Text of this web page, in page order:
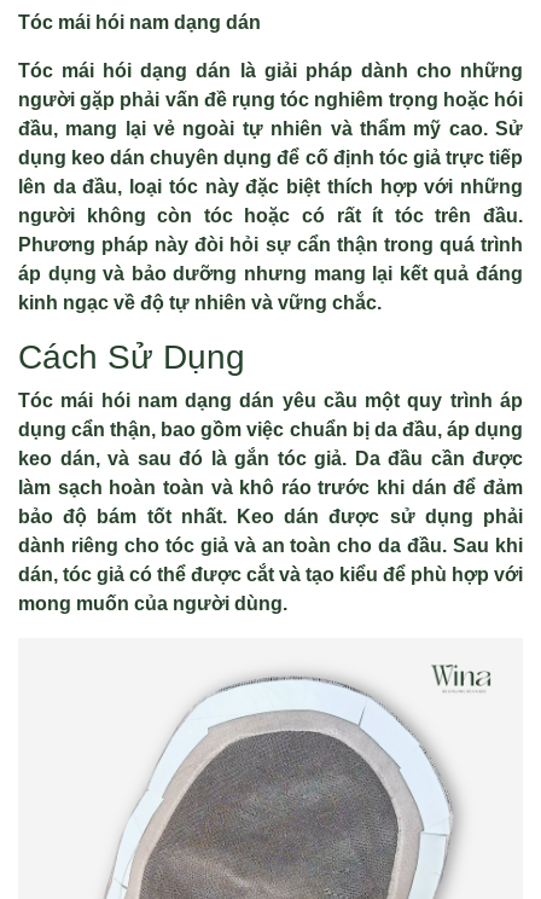
Tóc mái hói nam dạng dán
Tóc mái hói dạng dán là giải pháp dành cho những
người gặp phải vấn đề rụng tóc nghiêm trọng hoặc hói
đầu, mang lại vẻ ngoài tự nhiên và thẩm mỹ cao. Sử
dụng keo dán chuyên dụng để cố định tóc giả trực tiếp
lên da đầu, loại tóc này đặc biệt thích hợp với những
người không còn tóc hoặc có rất ít tóc trên đầu.
Phương pháp này đòi hỏi sự cẩn thận trong quá trình
áp dụng và bảo dưỡng nhưng mang lại kết quả đáng
kinh ngạc về độ tự nhiên và vững chắc.
Cách Sử Dụng
Tóc mái hói nam dạng dán yêu cầu một quy trình áp
dụng cẩn thận, bao gồm việc chuẩn bị da đầu, áp dụng
keo dán, và sau đó là gắn tóc giả. Da đầu cần được
làm sạch hoàn toàn và khô ráo trước khi dán để đảm
bảo độ bám tốt nhất. Keo dán được sử dụng phải
dành riêng cho tóc giả và an toàn cho da đầu. Sau khi
dán, tóc giả có thể được cắt và tạo kiểu để phù hợp với
mong muốn của người dùng.